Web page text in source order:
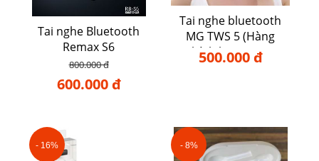
Tai nghe Bluetooth
Remax S6
800.000 đ
600.000 đ
Tai nghe bluetooth
MG TWS 5 (Hàng
chính hãng TWS)
500.000 đ
- 16% - 8%